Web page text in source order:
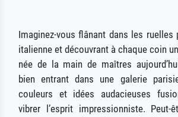
Imaginez-vous flânant dans les ruelles
italienne et découvrant à chaque coin
née de la main de maîtres
bien entrant dans une galerie
couleurs et idées audacieuses
vibrer l’esprit impressionniste. Peut-